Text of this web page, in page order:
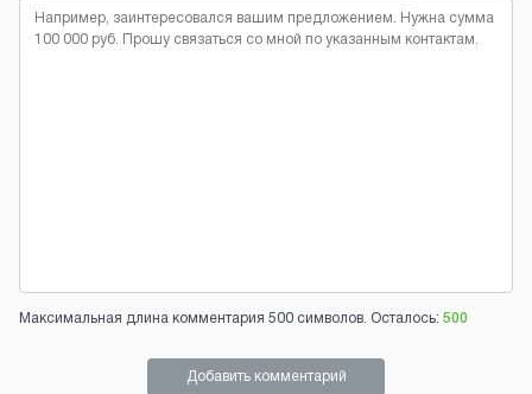
Максимальная длина комментария 500 символов. Осталось: 500
Добавить комментарий